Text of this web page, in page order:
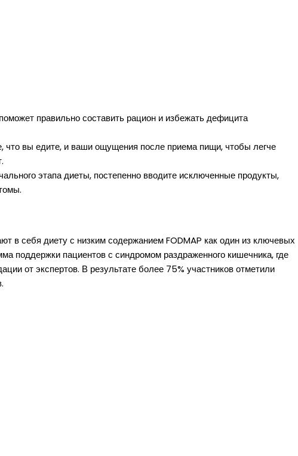
правильно составить рацион и избежать дефицита
что вы едите, и ваши ощущения после приема пищи, чтобы легче
этапа диеты, постепенно вводите исключенные продукты,
в себя диету с низким содержанием FODMAP как один из ключевых
поддержки пациентов с синдромом раздраженного кишечника, где
от экспертов. В результате более 75% участников отметили